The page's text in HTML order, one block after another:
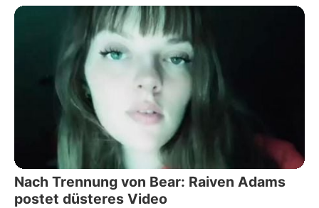
Nach Trennung von Bear: Raiven Adams
postet düsteres Video